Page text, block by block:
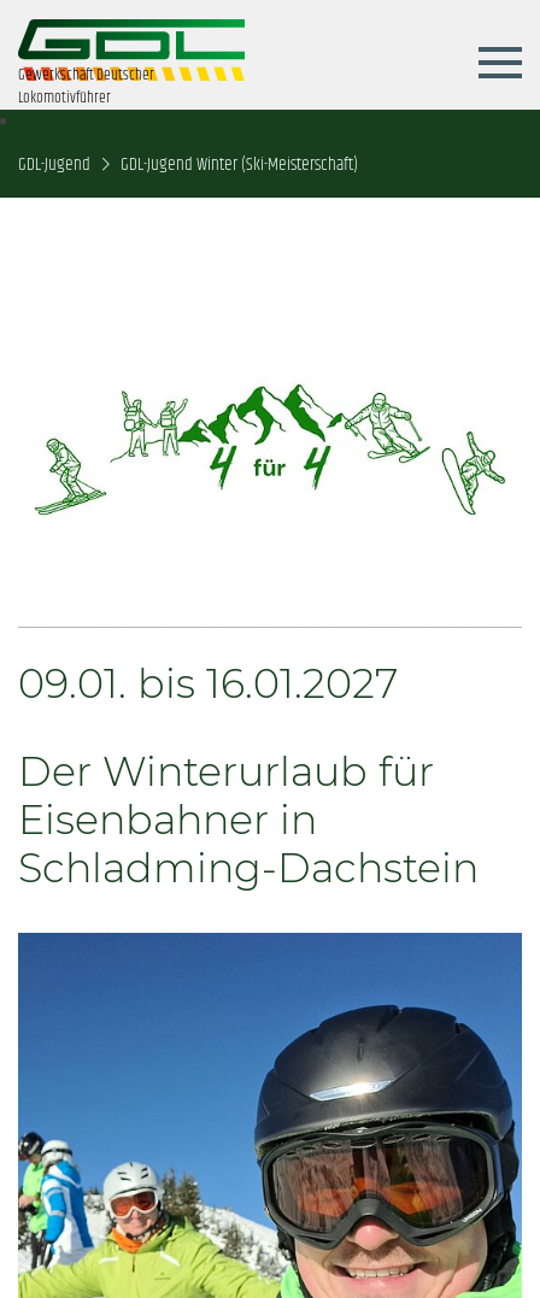
Gewerkschaft Deutscher
Lokomotivführer
GDL-Jugend GDL-Jugend Winter (Ski-Meisterschaft)
09.01. bis 16.01.2027
Der Winterurlaub für
Eisenbahner in
Schladming-Dachstein